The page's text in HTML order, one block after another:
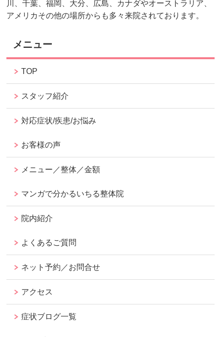
川、千葉、福岡、大分、広島、カナダやオーストラリア、
アメリカその他の場所からも多々来院されております。
メニュー
TOP
スタッフ紹介
対応症状/疾患/お悩み
お客様の声
メニュー／整体／金額
マンガで分かるいちる整体院
院内紹介
よくあるご質問
ネット予約／お問合せ
アクセス
症状ブログ一覧